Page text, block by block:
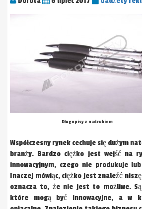
Długopisy z nadrukiem
Współczesny rynek cechuje się dużym
branży. Bardzo ciężko jest wejść na
innowacyjnym, czego nie produkuje
Inaczej mówiąc, ciężko jest znaleźć
oznacza to, że nie jest to możliwe. Są
które mogą być innowacyjne, a w